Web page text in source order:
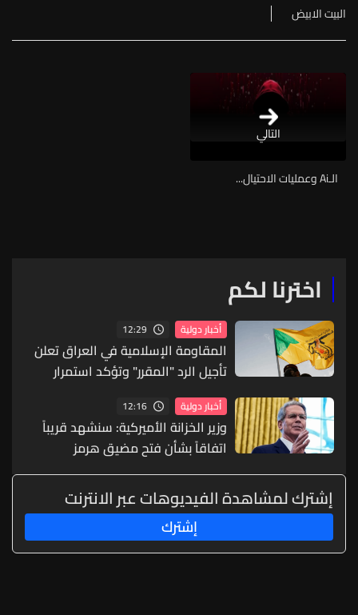
البيت الابيض
التالي
الـAi وعمليات الاحتيال...
اخترنا لكم
أخبار دولية 12:29
المقاومة الإسلامية في العراق تعلن
تأجيل الرد "المقرر" وتؤكد استمرار
المواجهة
أخبار دولية 12:16
وزير الخزانة الأميركية: سنشهد قريباً
اتفاقاً بشأن فتح مضيق هرمز
إشترك لمشاهدة الفيديوهات عبر الانترنت
إشترك